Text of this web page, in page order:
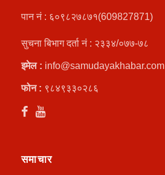
पान नं : ६०९८२७८७१(609827871)
सुचना बिभाग दर्ता नं : २३३४/०७७-७८
इमेल : info@samudayakhabar.com
फोन : ९८४९३३०२८६
समाचार